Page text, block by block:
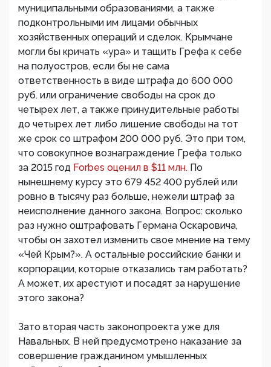
муниципальными образованиями, а также
подконтрольными им лицами обычных
хозяйственных операций и сделок. Крымчане
могли бы кричать «ура» и тащить Грефа к себе
на полуостров, если бы не сама
ответственность в виде штрафа до 600 000
руб. или ограничение свободы на срок до
четырех лет, а также принудительные работы
до четырех лет либо лишение свободы на тот
же срок со штрафом 200 000 руб. Это при том,
что совокупное вознаграждение Грефа только
за 2015 год Forbes оценил в $11 млн. По
нынешнему курсу это 679 452 400 рублей или
ровно в тысячу раз больше, нежели штраф за
неисполнение данного закона. Вопрос: сколько
раз нужно оштрафовать Германа Оскаровича,
чтобы он захотел изменить свое мнение на тему
«Чей Крым?». А остальные российские банки и
корпорации, которые отказались там работать?
А может, их арестуют и посадят за нарушение
этого закона?
Зато вторая часть законопроекта уже для
Навальных. В ней предусмотрено наказание за
совершение гражданином умышленных